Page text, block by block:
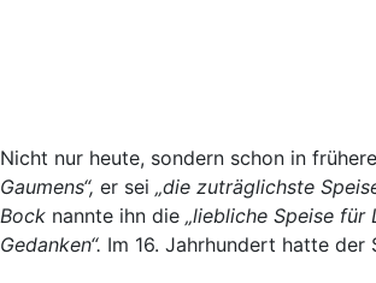
Nicht nur heute, sondern schon in
Gaumens“, er sei „die zuträglichste
Bock nannte ihn die „liebliche Speise für
Gedanken“. Im 16. Jahrhundert hatte der